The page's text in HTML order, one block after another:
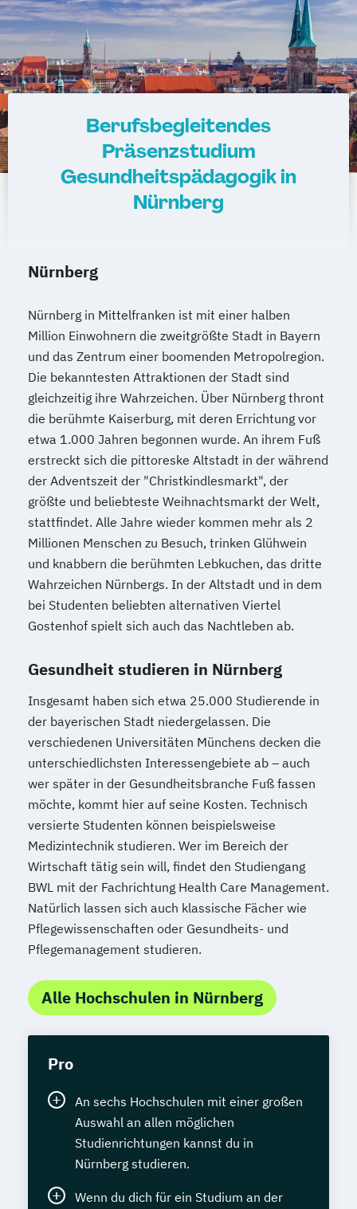
Berufsbegleitendes
Präsenzstudium
Gesundheitspädagogik in
Nürnberg
Nürnberg
Nürnberg in Mittelfranken ist mit einer halben
Million Einwohnern die zweitgrößte Stadt in Bayern
und das Zentrum einer boomenden Metropolregion.
Die bekanntesten Attraktionen der Stadt sind
gleichzeitig ihre Wahrzeichen. Über Nürnberg thront
die berühmte Kaiserburg, mit deren Errichtung vor
etwa 1.000 Jahren begonnen wurde. An ihrem Fuß
erstreckt sich die pittoreske Altstadt in der während
der Adventszeit der "Christkindlesmarkt", der
größte und beliebteste Weihnachtsmarkt der Welt,
stattfindet. Alle Jahre wieder kommen mehr als 2
Millionen Menschen zu Besuch, trinken Glühwein
und knabbern die berühmten Lebkuchen, das dritte
Wahrzeichen Nürnbergs. In der Altstadt und in dem
bei Studenten beliebten alternativen Viertel
Gostenhof spielt sich auch das Nachtleben ab.
Gesundheit studieren in Nürnberg
Insgesamt haben sich etwa 25.000 Studierende in
der bayerischen Stadt niedergelassen. Die
verschiedenen Universitäten Münchens decken die
unterschiedlichsten Interessengebiete ab – auch
wer später in der Gesundheitsbranche Fuß fassen
möchte, kommt hier auf seine Kosten. Technisch
versierte Studenten können beispielsweise
Medizintechnik studieren. Wer im Bereich der
Wirtschaft tätig sein will, findet den Studiengang
BWL mit der Fachrichtung Health Care Management.
Natürlich lassen sich auch klassische Fächer wie
Pflegewissenschaften oder Gesundheits- und
Pflegemanagement studieren.
Alle Hochschulen in Nürnberg
Pro
An sechs Hochschulen mit einer großen
Auswahl an allen möglichen
Studienrichtungen kannst du in
Nürnberg studieren.
Wenn du dich für ein Studium an der